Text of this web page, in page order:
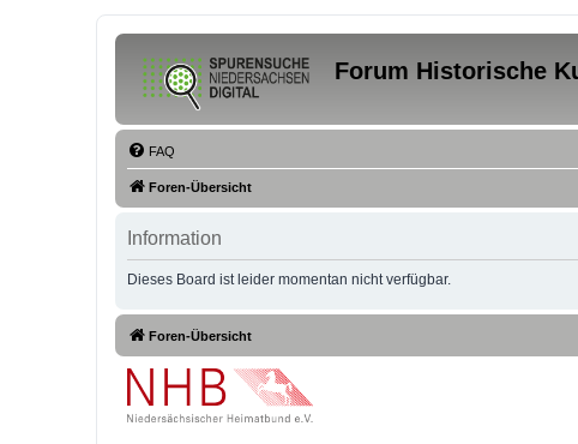
Forum Historische
FAQ
Foren-Übersicht
Information
Dieses Board ist leider momentan nicht verfügbar.
Foren-Übersicht